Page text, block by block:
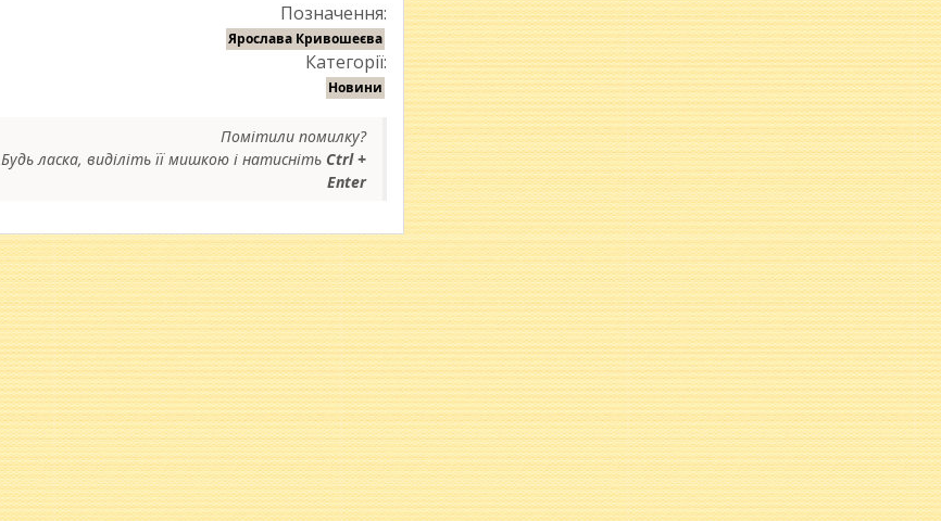
Позначення:
Ярослава Кривошеєва
Категорії:
Новини
Помітили помилку?
Будь ласка, виділіть її мишкою і натисніть Ctrl +
Enter